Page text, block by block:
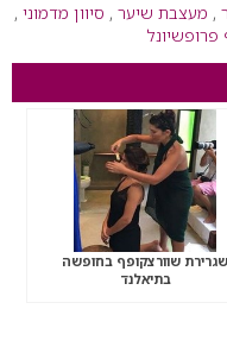
, מעצבת שיער , סיוון מדמוני ,
פרופשיונל
שגרירת שוורצקופף בחופשה
בתיאלנד